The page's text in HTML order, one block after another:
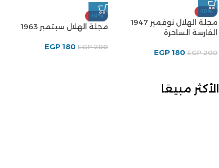
-10%
مجلة الهلال نوفمبر 1947
الفارسة الساحرة
EGP200
EGP 180
-10%
مجلة الهلال سبتمبر 1963
EGP200
EGP 180
الأكثر مبيعًا